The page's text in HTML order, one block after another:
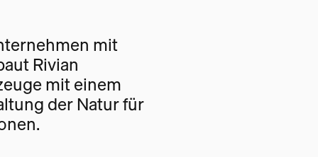
mit
Rivian
mit einem
der Natur für